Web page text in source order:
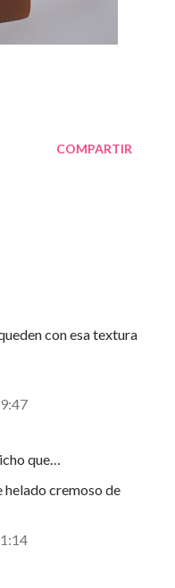
COMPARTIR
con esa textura
que…
helado cremoso de